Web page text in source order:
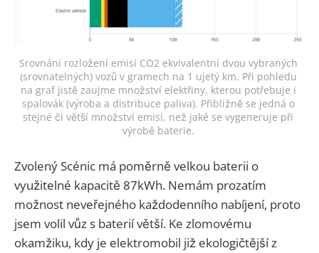
Srovnání rozložení emisí CO2 ekvivalentní dvou vybraných
(srovnatelných) vozů v gramech na 1 ujetý km. Při pohledu
na graf jistě zaujme množství elektřiny, kterou potřebuje i
spalovák (výroba a distribuce paliva). Přibližně se jedná o
stejné či větší množství emisí, než jaké se vygeneruje při
výrobě baterie.
Zvolený Scénic má poměrně velkou baterii o
využitelné kapacitě 87kWh. Nemám prozatím
možnost neveřejného každodenního nabíjení, proto
jsem volil vůz s baterií větší. Ke zlomovému
okamžiku, kdy je elektromobil již ekologičtější z